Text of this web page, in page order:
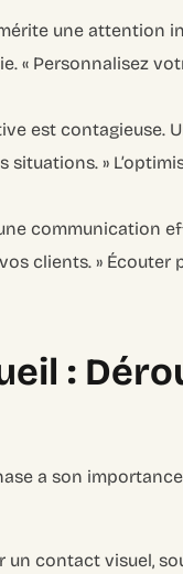
une attention
« Personnalisez
est contagieuse.
situations. »
communication
clients. » Écouter
:
a son
un contact visuel,